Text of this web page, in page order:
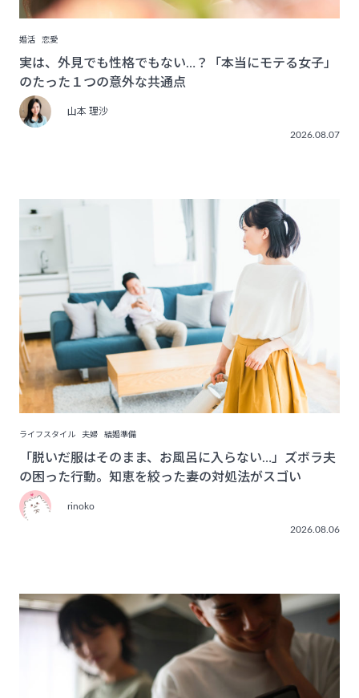
婚活 恋愛
実は、外見でも性格でもない…？「本当にモテる女子」
のたった１つの意外な共通点
山本 理沙
2026.08.07
ライフスタイル 夫婦 結婚準備
「脱いだ服はそのまま、お風呂に入らない…」ズボラ夫
の困った行動。知恵を絞った妻の対処法がスゴい
rinoko
2026.08.06